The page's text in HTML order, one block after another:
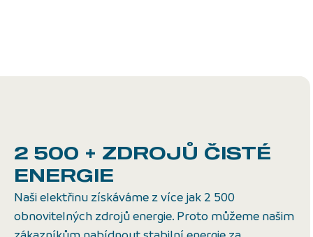
2 500 + ZDROJŮ ČISTÉ
ENERGIE
Naši elektřinu získáváme z více jak 2 500
obnovitelných zdrojů energie. Proto můžeme našim